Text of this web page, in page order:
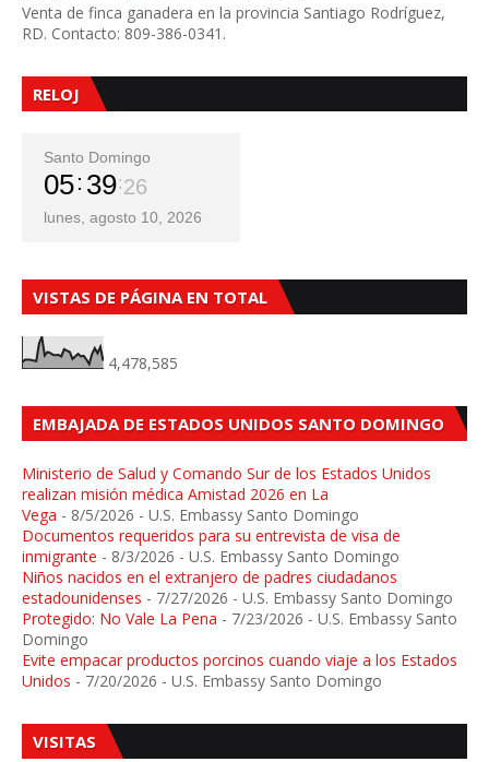
Venta de finca ganadera en la provincia Santiago Rodríguez,
RD. Contacto: 809-386-0341.
RELOJ
Santo Domingo
05 39 28
lunes, agosto 10, 2026
VISTAS DE PÁGINA EN TOTAL
4,478,585
EMBAJADA DE ESTADOS UNIDOS SANTO DOMINGO
Ministerio de Salud y Comando Sur de los Estados Unidos
realizan misión médica Amistad 2026 en La
Vega - 8/5/2026 - U.S. Embassy Santo Domingo
Documentos requeridos para su entrevista de visa de
inmigrante - 8/3/2026 - U.S. Embassy Santo Domingo
Niños nacidos en el extranjero de padres ciudadanos
estadounidenses - 7/27/2026 - U.S. Embassy Santo Domingo
Protegido: No Vale La Pena - 7/23/2026 - U.S. Embassy Santo
Domingo
Evite empacar productos porcinos cuando viaje a los Estados
Unidos - 7/20/2026 - U.S. Embassy Santo Domingo
VISITAS